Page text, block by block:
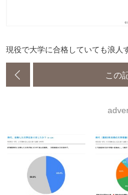
現役で大学に合格していても浪人
この